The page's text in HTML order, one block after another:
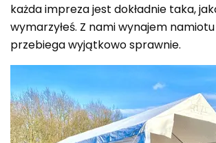
każda impreza jest dokładnie taka,
wymarzyłeś. Z nami wynajem
przebiega wyjątkowo sprawnie.